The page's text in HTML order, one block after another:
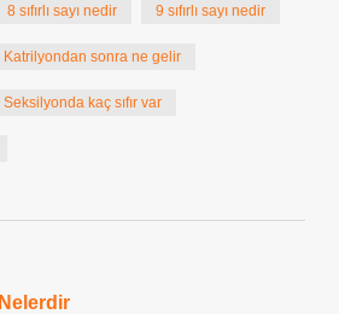
8 sıfırlı sayı nedir 9 sıfırlı sayı nedir
Katrilyondan sonra ne gelir
Seksilyonda kaç sıfır var